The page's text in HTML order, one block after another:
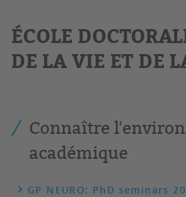
ÉCOLE
DE LA VIE ET DE
Connaître
académique
GP NEURO: PhD seminars